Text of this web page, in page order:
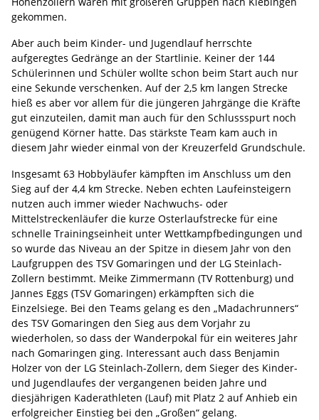
gekommen.
Aber auch beim Kinder- und Jugendlauf herrschte
aufgeregtes Gedränge an der Startlinie. Keiner der 144
Schülerinnen und Schüler wollte schon beim Start auch nur
eine Sekunde verschenken. Auf der 2,5 km langen Strecke
hieß es aber vor allem für die jüngeren Jahrgänge die Kräfte
gut einzuteilen, damit man auch für den Schlussspurt noch
genügend Körner hatte. Das stärkste Team kam auch in
diesem Jahr wieder einmal von der Kreuzerfeld Grundschule.
Insgesamt 63 Hobbyläufer kämpften im Anschluss um den
Sieg auf der 4,4 km Strecke. Neben echten Laufeinsteigern
nutzen auch immer wieder Nachwuchs- oder
Mittelstreckenläufer die kurze Osterlaufstrecke für eine
schnelle Trainingseinheit unter Wettkampfbedingungen und
so wurde das Niveau an der Spitze in diesem Jahr von den
Laufgruppen des TSV Gomaringen und der LG Steinlach-
Zollern bestimmt. Meike Zimmermann (TV Rottenburg) und
Jannes Eggs (TSV Gomaringen) erkämpften sich die
Einzelsiege. Bei den Teams gelang es den „Madachrunners“
des TSV Gomaringen den Sieg aus dem Vorjahr zu
wiederholen, so dass der Wanderpokal für ein weiteres Jahr
nach Gomaringen ging. Interessant auch dass Benjamin
Holzer von der LG Steinlach-Zollern, dem Sieger des Kinder-
und Jugendlaufes der vergangenen beiden Jahre und
diesjährigen Kaderathleten (Lauf) mit Platz 2 auf Anhieb ein
erfolgreicher Einstieg bei den „Großen“ gelang.